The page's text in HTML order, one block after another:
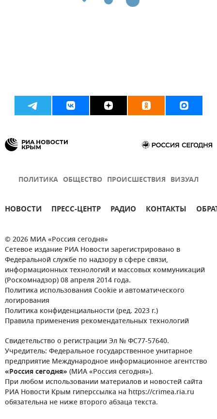
ПОЛИТИКА ОБЩЕСТВО ПРОИСШЕСТВИЯ ВИЗУАЛ
НОВОСТИ ПРЕСС-ЦЕНТР РАДИО КОНТАКТЫ
© 2026 МИА «Россия сегодня»
Сетевое издание РИА Новости зарегистрировано в
Федеральной службе по надзору в сфере связи,
информационных технологий и массовых коммуникаций
(Роскомнадзор) 08 апреля 2014 года.
Политика использования Cookie и автоматического
логирования
Политика конфиденциальности (ред. 2023 г.)
Правила применения рекомендательных технологий
Свидетельство о регистрации Эл № ФС77-57640.
Учредитель: Федеральное государственное унитарное
предприятие Международное информационное агентство
«Россия сегодня» (МИА «Россия сегодня»).
При любом использовании материалов и новостей сайта
РИА Новости Крым гиперссылка на https://crimea.ria.ru
обязательна не ниже второго абзаца текста.